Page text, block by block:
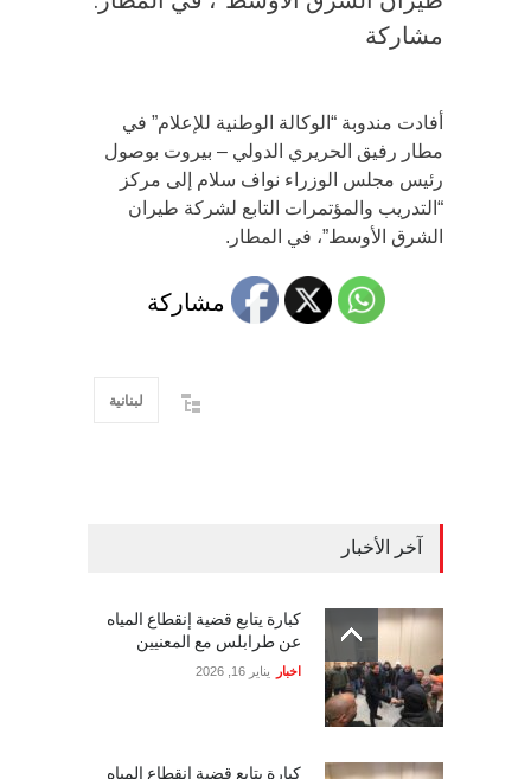
مشاركة
أفادت مندوبة “الوكالة الوطنية للإعلام” في
مطار رفيق الحريري الدولي – بيروت بوصول
رئيس مجلس الوزراء نواف سلام إلى مركز
“التدريب والمؤتمرات التابع لشركة طيران
الشرق الأوسط”، في المطار.
مشاركة
لبنانية
آخر الأخبار
كبارة يتابع قضية إنقطاع المياه
عن طرابلس مع المعنيين
اخبار يناير 16, 2026
كبارة يتابع قضية إنقطاع المياه